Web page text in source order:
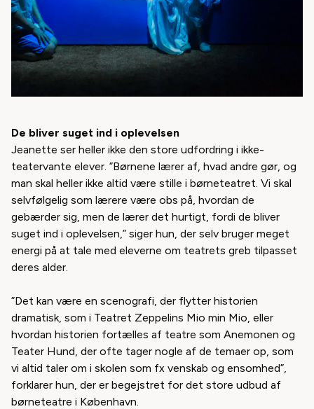
De bliver suget ind i oplevelsen
Jeanette ser heller ikke den store udfordring i ikke-
teatervante elever. ”Børnene lærer af, hvad andre gør, og
man skal heller ikke altid være stille i børneteatret. Vi skal
selvfølgelig som lærere være obs på, hvordan de
gebærder sig, men de lærer det hurtigt, fordi de bliver
suget ind i oplevelsen,” siger hun, der selv bruger meget
energi på at tale med eleverne om teatrets greb tilpasset
deres alder.
”Det kan være en scenografi, der flytter historien
dramatisk, som i Teatret Zeppelins Mio min Mio, eller
hvordan historien fortælles af teatre som Anemonen og
Teater Hund, der ofte tager nogle af de temaer op, som
vi altid taler om i skolen som fx venskab og ensomhed”,
forklarer hun, der er begejstret for det store udbud af
børneteatre i København.